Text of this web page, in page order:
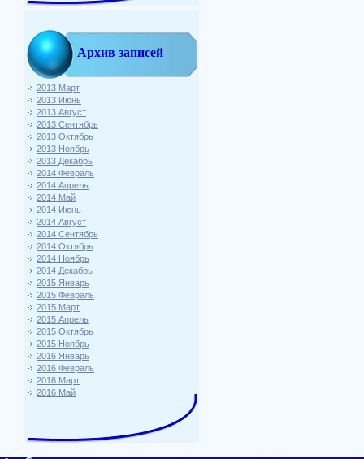
Архив записей
2013 Март
2013 Июнь
2013 Август
2013 Сентябрь
2013 Октябрь
2013 Ноябрь
2013 Декабрь
2014 Февраль
2014 Апрель
2014 Май
2014 Июнь
2014 Август
2014 Сентябрь
2014 Октябрь
2014 Ноябрь
2014 Декабрь
2015 Январь
2015 Февраль
2015 Март
2015 Апрель
2015 Октябрь
2015 Ноябрь
2016 Январь
2016 Февраль
2016 Март
2016 Май